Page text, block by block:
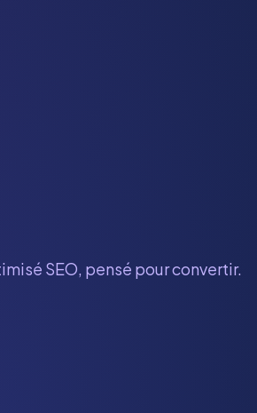
SEO, pensé pour convertir.